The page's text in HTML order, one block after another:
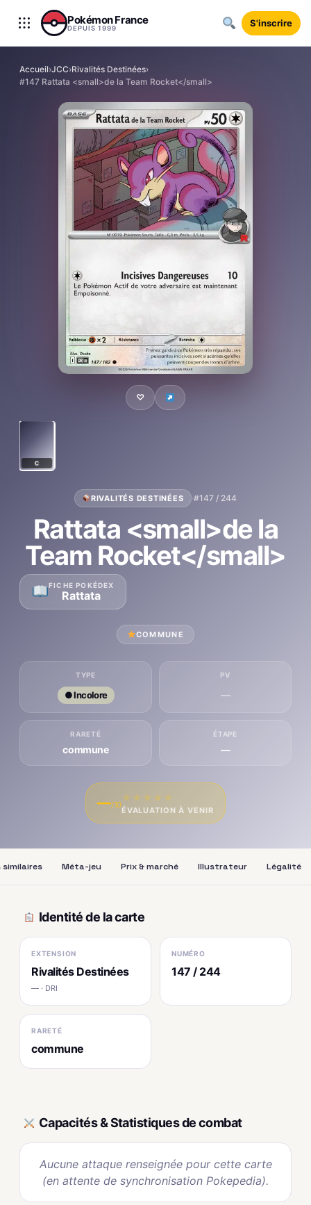
Aller au contenu
Pokémon France
DEPUIS 1999 S'inscrire
Accueil›JCC›Rivalités Destinées›
#147 Rattata <small>de la Team Rocket</small>
♡
C
RIVALITÉS DESTINÉES ·#147 / 244
Rattata <small>de la
Team Rocket</small>
FICHE POKÉDEX
Rattata
COMMUNE
TYPE
● Incolore
PV
—
RARETÉ
commune
ÉTAPE
—
—/10
★ ★ ★ ★ ★
ÉVALUATION À VENIR
similaires Méta-jeu Prix & marché Illustrateur Légalité
Identité de la carte
EXTENSION
Rivalités Destinées
— · DRI
NUMÉRO
147 / 244
RARETÉ
commune
Capacités & Statistiques de combat
Aucune attaque renseignée pour cette carte
(en attente de synchronisation Pokepedia).